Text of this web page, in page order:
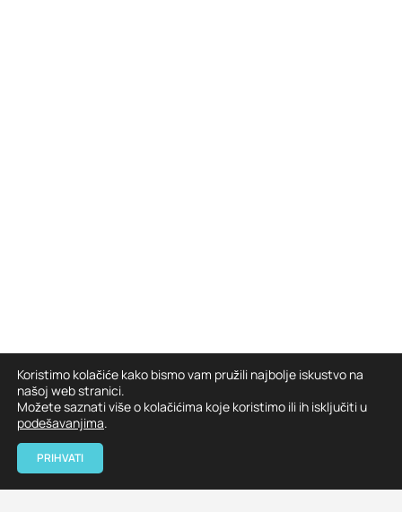
Koristimo kolačiće kako bismo vam pružili najbolje iskustvo na
našoj web stranici.
Možete saznati više o kolačićima koje koristimo ili ih isključiti u
podešavanjima.
PRIHVATI